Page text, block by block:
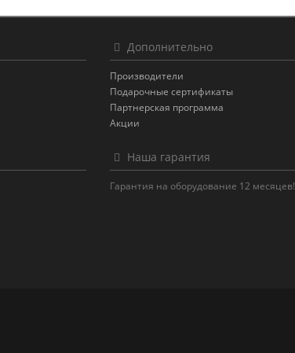
Дополнительно
Производители
Подарочные сертификаты
Партнерская программа
Акции
Наша гарантия
Гарантия на оборудование 12 месяцев!